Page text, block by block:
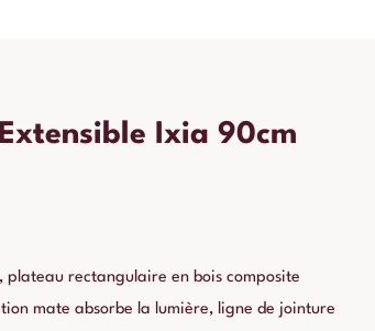
Ixia 90cm
rectangulaire en bois composite
mate absorbe la lumière, ligne de jointure